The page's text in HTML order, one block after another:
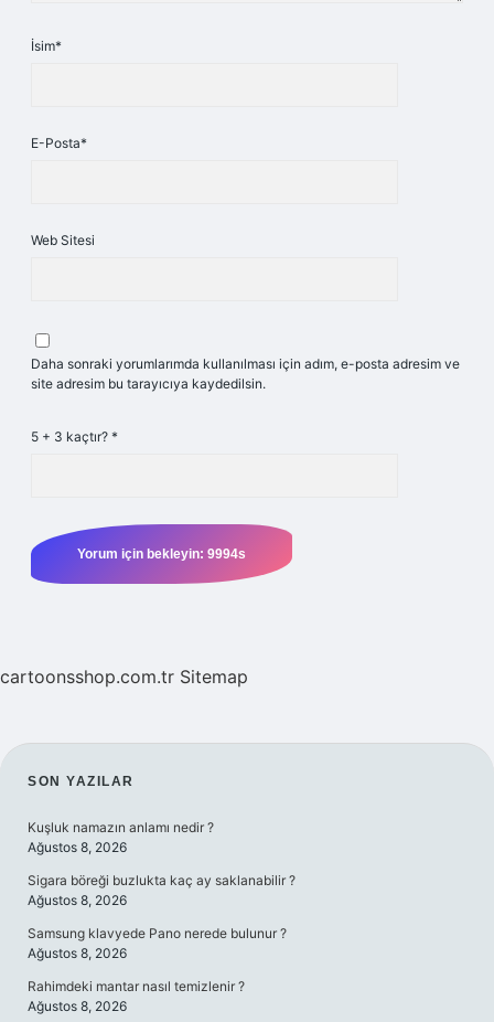
İsim*
E-Posta*
Web Sitesi
Daha sonraki yorumlarımda kullanılması için adım, e-posta adresim ve
site adresim bu tarayıcıya kaydedilsin.
5 + 3 kaçtır? *
cartoonsshop.com.tr Sitemap
SIDEBAR
SON YAZILAR
Kuşluk namazın anlamı nedir ?
Ağustos 8, 2026
Sigara böreği buzlukta kaç ay saklanabilir ?
Ağustos 8, 2026
Samsung klavyede Pano nerede bulunur ?
Ağustos 8, 2026
Rahimdeki mantar nasıl temizlenir ?
Ağustos 8, 2026